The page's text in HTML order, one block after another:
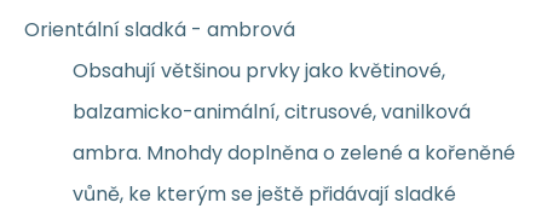
Orientální sladká - ambrová
Obsahují většinou prvky jako květinové,
balzamicko-animální, citrusové, vanilková
ambra. Mnohdy doplněna o zelené a kořeněné
vůně, ke kterým se ještě přidávají sladké